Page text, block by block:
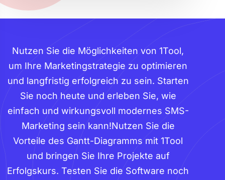
Nutzen Sie die Möglichkeiten von 1Tool,
um Ihre Marketingstrategie zu optimieren
und langfristig erfolgreich zu sein. Starten
Sie noch heute und erleben Sie, wie
einfach und wirkungsvoll modernes SMS-
Marketing sein kann!Nutzen Sie die
Vorteile des Gantt-Diagramms mit 1Tool
und bringen Sie Ihre Projekte auf
Erfolgskurs. Testen Sie die Software noch